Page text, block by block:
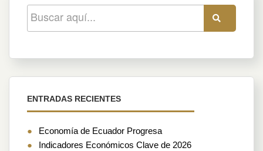
ENTRADAS RECIENTES
Economía de Ecuador Progresa
Indicadores Económicos Clave de 2026